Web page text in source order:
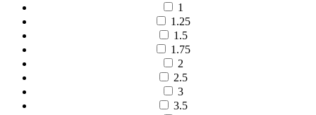
1
1.25
1.5
1.75
2
2.5
3
3.5